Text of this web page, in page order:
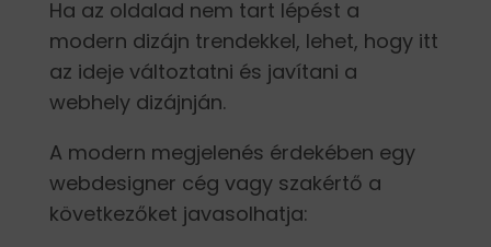
Ha az oldalad nem tart lépést a
modern dizájn trendekkel, lehet, hogy itt
az ideje változtatni és javítani a
webhely dizájnján.
A modern megjelenés érdekében egy
webdesigner cég vagy szakértő a
következőket javasolhatja: